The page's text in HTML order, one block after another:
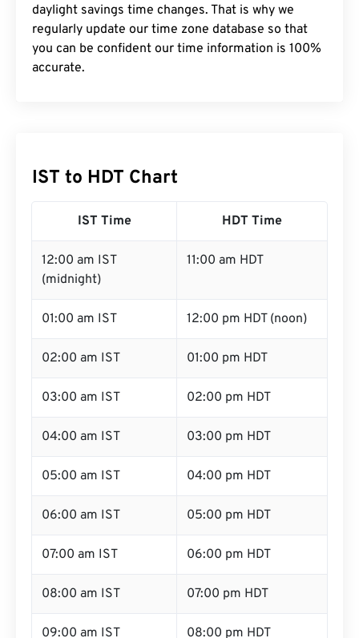
daylight savings time changes. That is why we
regularly update our time zone database so that
you can be confident our time information is 100%
accurate.
IST to HDT Chart
IST Time HDT Time
12:00 am IST
(midnight)
11:00 am HDT
01:00 am IST 12:00 pm HDT (noon)
02:00 am IST 01:00 pm HDT
03:00 am IST 02:00 pm HDT
04:00 am IST 03:00 pm HDT
05:00 am IST 04:00 pm HDT
06:00 am IST 05:00 pm HDT
07:00 am IST 06:00 pm HDT
08:00 am IST 07:00 pm HDT
09:00 am IST 08:00 pm HDT